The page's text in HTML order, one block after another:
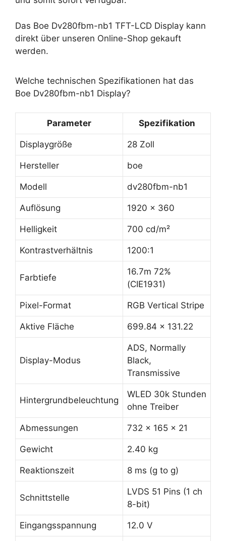
Das Boe Dv280fbm-nb1 TFT-LCD Display kann
direkt über unseren Online-Shop gekauft
werden.
Welche technischen Spezifikationen hat das
Boe Dv280fbm-nb1 Display?
Parameter Spezifikation
Displaygröße 28 Zoll
Hersteller boe
Modell dv280fbm-nb1
Auflösung 1920 x 360
Helligkeit 700 cd/m²
Kontrastverhältnis 1200:1
Farbtiefe
16.7m 72%
(CIE1931)
Pixel-Format RGB Vertical Stripe
Aktive Fläche 699.84 x 131.22
Display-Modus
ADS, Normally
Black,
Transmissive
Hintergrundbeleuchtung
WLED 30k Stunden
ohne Treiber
Abmessungen 732 x 165 x 21
Gewicht 2.40 kg
Reaktionszeit 8 ms (g to g)
Schnittstelle
LVDS 51 Pins (1 ch
8-bit)
Eingangsspannung 12.0 V